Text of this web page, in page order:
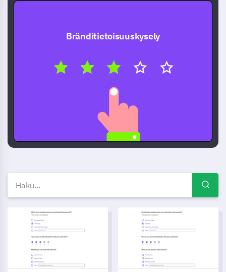
Bränditietoisuuskysely
Bränditietoisuus
Bränditietoisuuskyselyn malli Bränditietoisuus kyselylomake